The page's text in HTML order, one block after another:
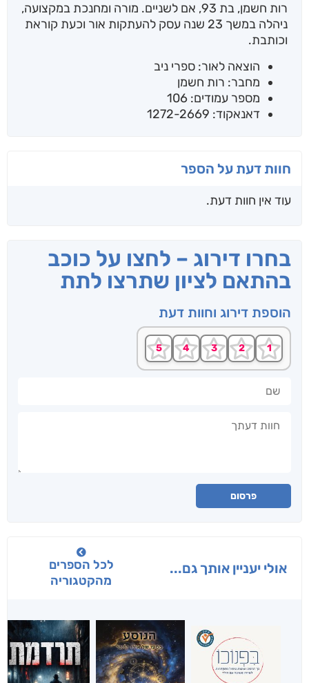
רות חשמן, בת 93, אם לשניים. מורה ומחנכת במקצועה,
ניהלה במשך 23 שנה עסק להעתקות אור וכעת קוראת
וכותבת.
הוצאה לאור: ספרי ניב
מחבר: רות חשמן
מספר עמודים: 106
דאנאקוד: 1272-2669
חוות דעת על הספר
עוד אין חוות דעת.
בחרו דירוג – לחצו על כוכב
בהתאם לציון שתרצו לתת
הוספת דירוג וחוות דעת
פרסום
אולי יעניין אותך גם...
לכל הספרים
מהקטגוריה